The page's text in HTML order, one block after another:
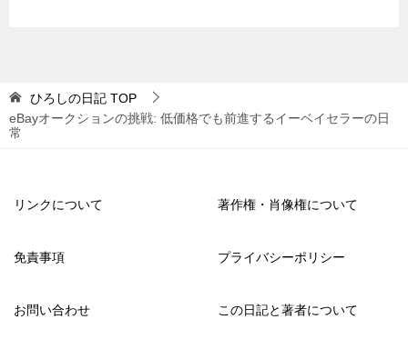
ひろしの日記 TOP
eBayオークションの挑戦: 低価格でも前進するイーベイセラーの日
常
リンクについて 著作権・肖像権について
免責事項 プライバシーポリシー
お問い合わせ この日記と著者について